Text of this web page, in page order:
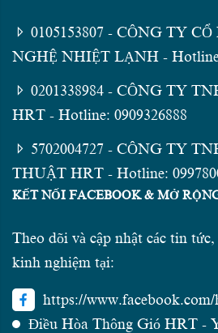
0105153807 - CÔNG TY
NGHỆ NHIỆT LẠNH - Hotline:
0201338984 - CÔNG TY
HRT - Hotline: 0909326888
5702004727 - CÔNG TY
THUẬT HRT - Hotline:
KẾT NỐI FACEBOOK & MỞ
Theo dõi và cập nhật các tin
kinh nghiệm tại:
https://
Điều Hòa Thông Gió HRT -